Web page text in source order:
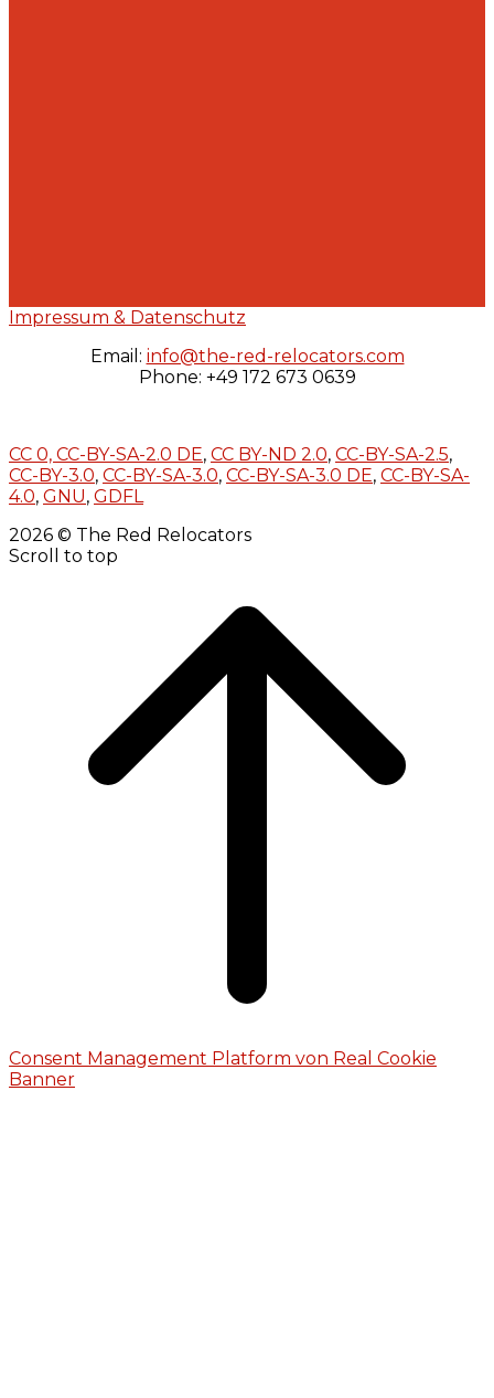
Impressum & Datenschutz
Email: info@the-red-relocators.com
Phone: +49 172 673 0639
CC 0, CC-BY-SA-2.0 DE, CC BY-ND 2.0, CC-BY-SA-2.5,
CC-BY-3.0, CC-BY-SA-3.0, CC-BY-SA-3.0 DE, CC-BY-SA-
4.0, GNU, GDFL
2026 © The Red Relocators
Scroll to top
Consent Management Platform von Real Cookie
Banner